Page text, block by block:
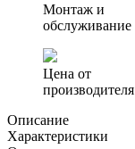
Монтаж и
обслуживание
Цена от
производителя
Описание
Характеристики